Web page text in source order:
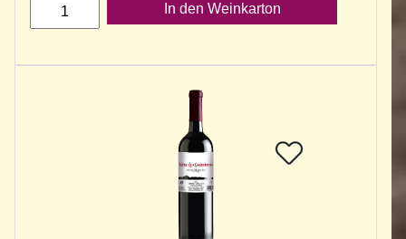
In den Weinkarton